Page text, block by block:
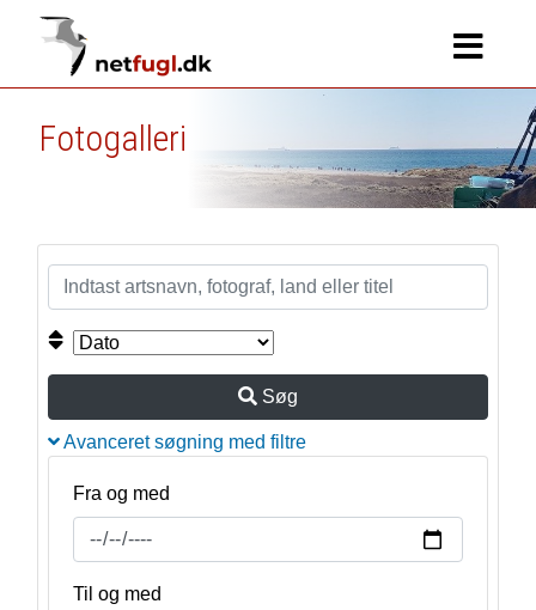
Fotogalleri
Søg
Avanceret søgning med filtre
Fra og med
Til og med